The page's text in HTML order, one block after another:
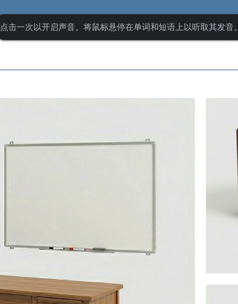
点击一次以开启声音。将鼠标悬停在单词和短语上以听取其发音。